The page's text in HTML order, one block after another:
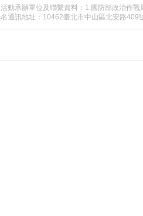
活動承辦單位及聯繫資料：1.國防部政治作
名通訊地址：10462臺北市中山區北安路409